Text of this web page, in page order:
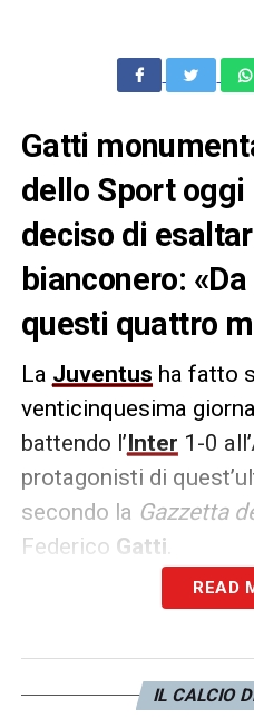
Gatti
dello Sport oggi
deciso di
bianconero:
questi quattro
La Juventus ha fatto
venticinquesima
battendo l’Inter 1-0
protagonisti di
secondo la Gazzetta
Federico Gatti
– Gli si
da applausi.
READ
IL CALCIO